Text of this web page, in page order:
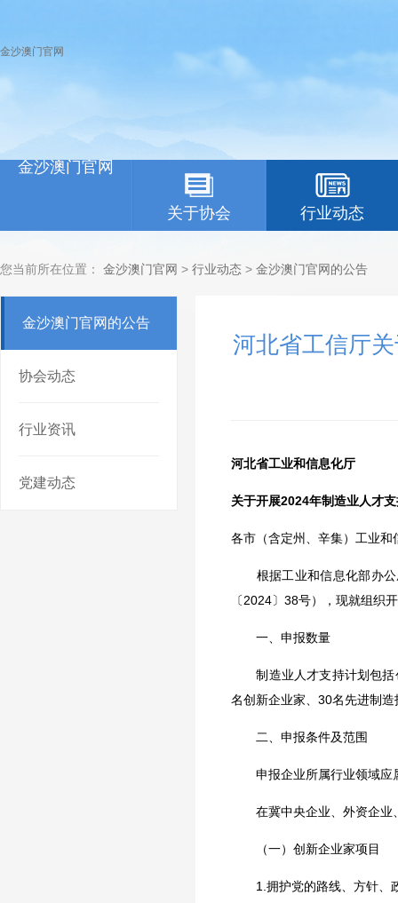
金沙澳门官网
金沙澳门官网
关于协会 行业动态
您当前所在位置： 金沙澳门官网 > 行业动态 > 金沙澳门官网的公告
金沙澳门官网的公告
协会动态
行业资讯
党建动态
河北省工信厅
河北省工业和信息化厅
关于开展2024年制造业人才
各市（含定州、辛集）工业
根据工业和信息化部办公
〔2024〕38号），现就组织
一、申报数量
制造业人才支持计划包括
名创新企业家、30名先进制
二、申报条件及范围
申报企业所属行业领域应属
在冀中央企业、外资企业、
（一）创新企业家项目
1.拥护党的路线、方针、政